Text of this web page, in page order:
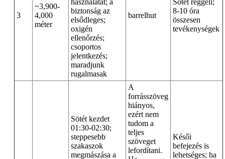
3
~3,900-
4,000
méter
biztonság az
elsődleges;
oxigén
ellenőrzés;
csoportos
jelentkezés;
maradjunk
rugalmasak
barrelhut
8-10 óra
összesen
tevékenységek
Sötét kezdet
01:30-02:30;
steppesebb
szakaszok
megmászása a
A
forrásszöveg
hiányos,
ezért nem
tudom a
teljes
szöveget
lefordítani.
Késői
befejezés is
lehetséges; ha